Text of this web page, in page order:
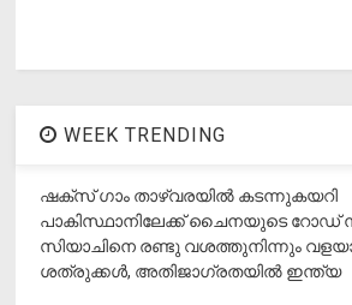
WEEK TRENDING
ഷക്സ് ​ഗാം താഴ്‌വരയിൽ കടന്നുകയറി
പാകിസ്ഥാനിലേക്ക് ചൈനയുടെ റോഡ്
സിയാചിനെ രണ്ടു വശത്തുനിന്നും
ശത്രുക്കൾ, അതിജാ​ഗ്രതയിൽ ഇന്ത്യ